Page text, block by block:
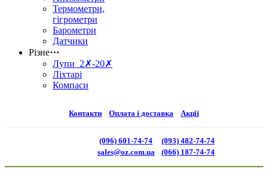
Термометри,
гігрометри
Барометри
Датчики
Різне⋯
Лупи 2✗-20✗
Ліхтарі
Компаси
Контакти Оплата і доставка Акції
(096) 601-74-74
sales@oz.com.ua
(093) 482-74-74
(066) 187-74-74